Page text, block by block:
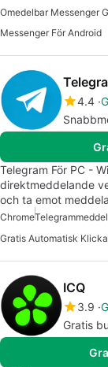
Omedelbar Messenger
Messenger För Android
4.4
Telegram För PC -
direktmeddelande
och ta emot
Chrome
Gratis Automatisk
ICQ
3.9
Gratis